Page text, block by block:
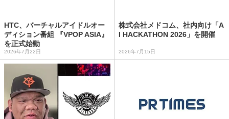
HTC、バーチャルアイドルオー
ディション番組 『VPOP ASIA』
を正式始動
2026年7月22日
株式会社メドコム、社内向け「A
I HACKATHON 2026」を開催
2026年7月15日